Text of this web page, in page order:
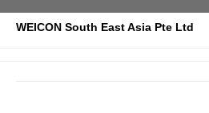
WEICON South East Asia Pte Ltd